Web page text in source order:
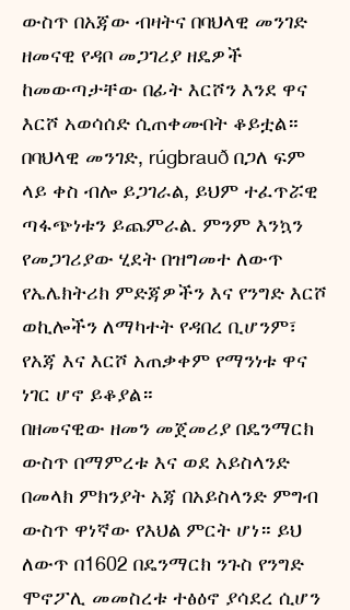
ውስጥ በአጃው ብዛትና በባህላዊ መንገድ
ዘመናዊ የዳቦ መጋገሪያ ዘዴዎች
ከመውጣታቸው በፊት እርሾን እንደ ዋና
እርሾ አወሳሰድ ሲጠቀሙበት ቆይቷል።
በባህላዊ መንገድ, rúgbrauð በጋለ ፍም
ላይ ቀስ ብሎ ይጋገራል, ይህም ተፈጥሯዊ
ጣፋጭነቱን ይጨምራል. ምንም እንኳን
የመጋገሪያው ሂደት በዝግመተ ለውጥ
የኤሌክትሪክ ምድጃዎችን እና የንግድ እርሾ
ወኪሎችን ለማካተት የዳበረ ቢሆንም፣
የአጃ እና እርሾ አጠቃቀም የማንነቱ ዋና
ነገር ሆኖ ይቆያል።
በዘመናዊው ዘመን መጀመሪያ በዴንማርክ
ውስጥ በማምረቱ እና ወደ አይስላንድ
በመላክ ምክንያት አጃ በአይስላንድ ምግብ
ውስጥ ዋነኛው የእህል ምርት ሆነ። ይህ
ለውጥ በ1602 በዴንማርክ ንጉስ የንግድ
ሞኖፖሊ መመስረቱ ተፅዕኖ ያሳደረ ሲሆን